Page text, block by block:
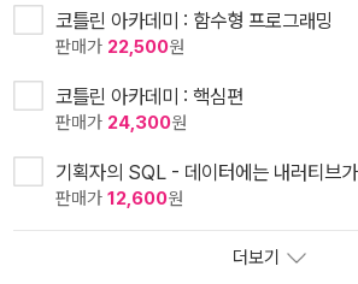
코틀린 아카데미 : 함수형 프로그래밍
판매가 22,500원
코틀린 아카데미 : 핵심편
판매가 24,300원
기획자의 SQL - 데이터에는 내러티브
판매가 12,600원
더보기